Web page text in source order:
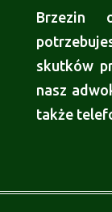
Brzezin
skutków
nasz
także